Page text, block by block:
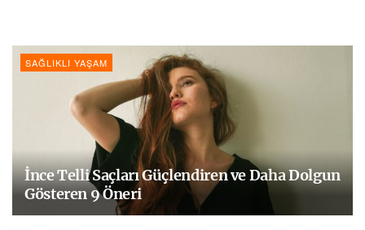
SAĞLIKLI YAŞAM
İnce Telli Saçları Güçlendiren ve Daha Dolgun
Gösteren 9 Öneri